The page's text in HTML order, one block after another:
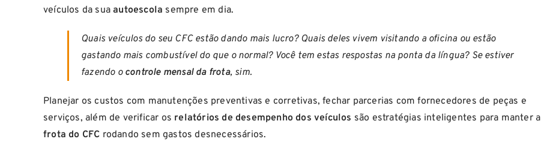
veículos da suaautoescola sempre em dia.
Quais veículos do seu CFC estão dando mais lucro? Quais deles vivem visitando a oficina ou estão
gastando mais combustível do que o normal? Você tem estas respostas na ponta da língua? Se estiver
fazendo o controle mensal da frota, sim.
Planejar os custos com manutenções preventivas e corretivas, fechar parcerias com fornecedores de peças e
serviços, além de verificar os relatórios de desempenho dos veículos são estratégias inteligentes para manter a
frota do CFC rodando sem gastos desnecessários.